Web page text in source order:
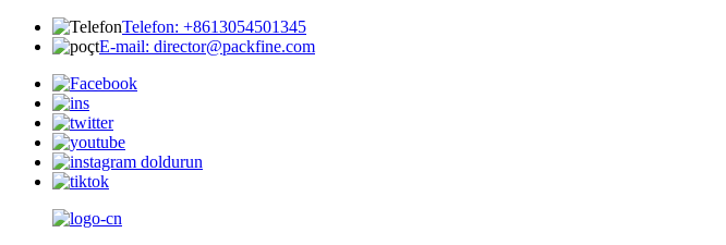
Telefon: +8613054501345
E-mail: director@packfine.com